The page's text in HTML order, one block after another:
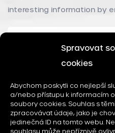
Spravovat
cookies
Abychom poskytli co nejlepší
a/nebo přístupu k informacím
soubory cookies. Souhlas s
zpracovávat údaje, jako je
jedinečná ID na tomto webu.
souhlasu může nepříznivě
interesting information by